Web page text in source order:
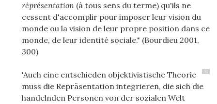
réprésentation (à tous sens du terme) qu'ils ne
cessent d'accomplir pour imposer leur vision du
monde ou la vision de leur propre position dans ce
monde, de leur identité sociale." (Bourdieu 2001,
300)
11
'Auch eine entschieden objektivistische Theorie
muss die Repräsentation integrieren, die sich die
handelnden Personen von der sozialen Welt